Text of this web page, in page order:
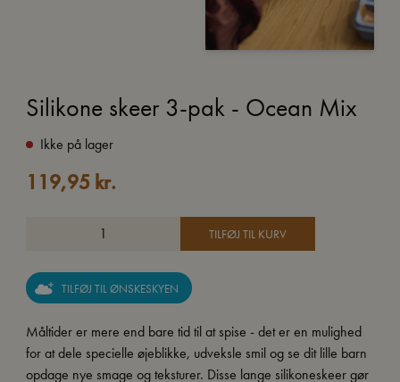
Silikone skeer 3-pak - Ocean Mix
Ikke på lager
119,95 kr.
TILFØJ TIL KURV
TILFØJ TIL ØNSKESKYEN
Måltider er mere end bare tid til at spise - det er en mulighed
for at dele specielle øjeblikke, udveksle smil og se dit lille barn
opdage nye smage og teksturer. Disse lange silikoneskeer gør